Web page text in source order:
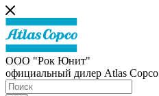
ООО "Рок Юнит"
официальный дилер Atlas Copco